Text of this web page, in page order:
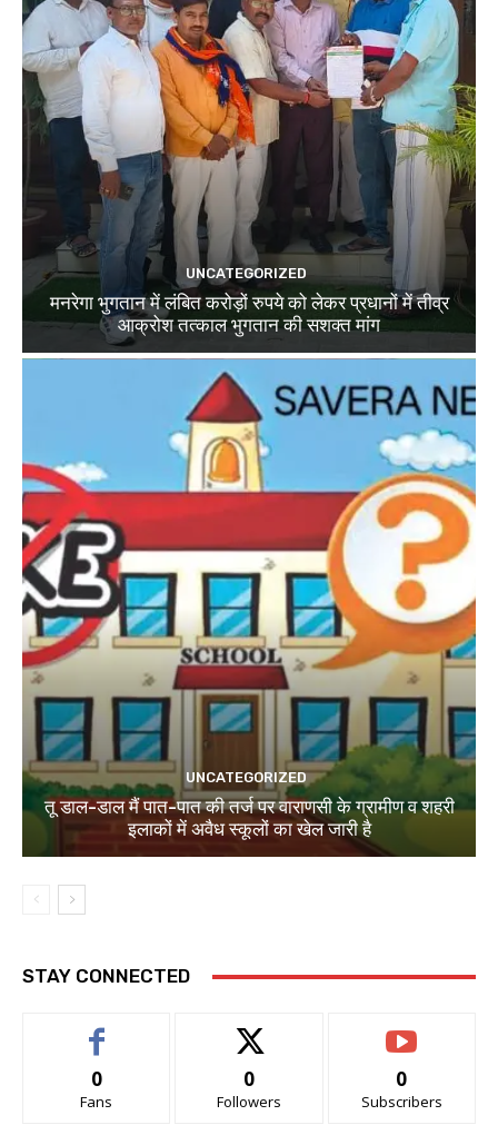
UNCATEGORIZED
मनरेगा भुगतान में लंबित करोड़ों रुपये को लेकर प्रधानों में तीव्र
आक्रोश तत्काल भुगतान की सशक्त मांग
UNCATEGORIZED
तू डाल-डाल मैं पात-पात की तर्ज पर वाराणसी के ग्रामीण व शहरी
इलाकों में अवैध स्कूलों का खेल जारी है
STAY CONNECTED
0
Fans
0
Followers
0
Subscribers